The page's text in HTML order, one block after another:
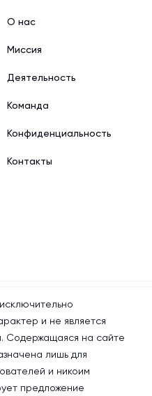
О нас
Миссия
Деятельность
Команда
Конфиденциальность
Контакты
и не является
Содержащаяся на сайте
лишь для
и никоим
предложение